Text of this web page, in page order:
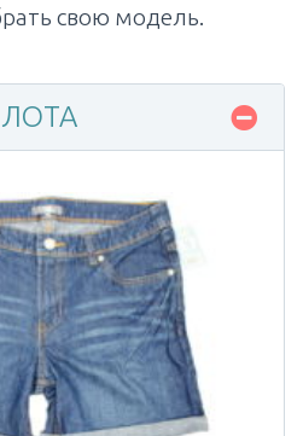
свою модель.